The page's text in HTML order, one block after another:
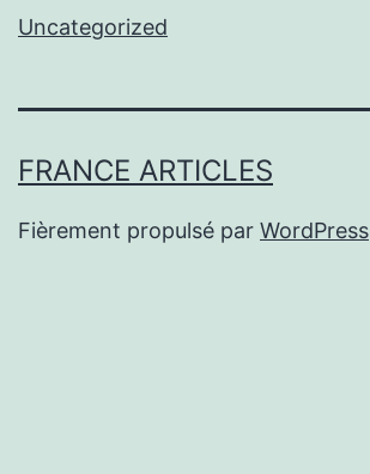
Uncategorized
FRANCE ARTICLES
Fièrement propulsé par WordPress